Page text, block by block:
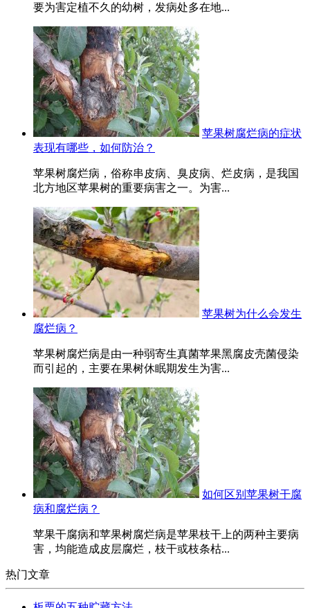
要为害定植不久的幼树，发病处多在地...
苹果树腐烂病的症状
表现有哪些，如何防治？
苹果树腐烂病，俗称串皮病、臭皮病、烂皮病，是我国
北方地区苹果树的重要病害之一。为害...
苹果树为什么会发生
腐烂病？
苹果树腐烂病是由一种弱寄生真菌苹果黑腐皮壳菌侵染
而引起的，主要在果树休眠期发生为害...
如何区别苹果树干腐
病和腐烂病？
苹果干腐病和苹果树腐烂病是苹果枝干上的两种主要病
害，均能造成皮层腐烂，枝干或枝条枯...
热门文章